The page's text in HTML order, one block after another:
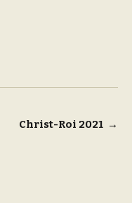
Christ-Roi 2021 →